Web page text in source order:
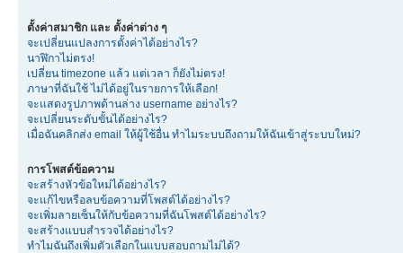
ตั้งค่าสมาชิก และ ตั้งค่าต่าง ๆ
จะเปลี่ยนแปลงการตั้งค่าได้อย่างไร?
นาฬิกาไม่ตรง!
เปลี่ยน timezone แล้ว แต่เวลา ก็ยังไม่ตรง!
ภาษาที่ฉันใช้ ไม่ได้อยู่ในรายการให้เลือก!
จะแสดงรูปภาพด้านล่าง username อย่างไร?
จะเปลี่ยนระดับขั้นได้อย่างไร?
เมื่อฉันคลิกส่ง email ให้ผู้ใช้อื่น ทำไมระบบถึงถามให้ฉันเข้าสู่ระบบใหม่?
การโพสต์ข้อความ
จะสร้างหัวข้อใหม่ได้อย่างไร?
จะแก้ไขหรือลบข้อความที่โพสต์ได้อย่างไร?
จะเพิ่มลายเซ็นให้กับข้อความที่ฉันโพสต์ได้อย่างไร?
จะสร้างแบบสำรวจได้อย่างไร?
ทำไมฉันถึงเพิ่มตัวเลือกในแบบสอบถามไม่ได้?